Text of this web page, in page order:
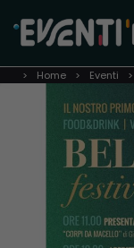
Home Eventi